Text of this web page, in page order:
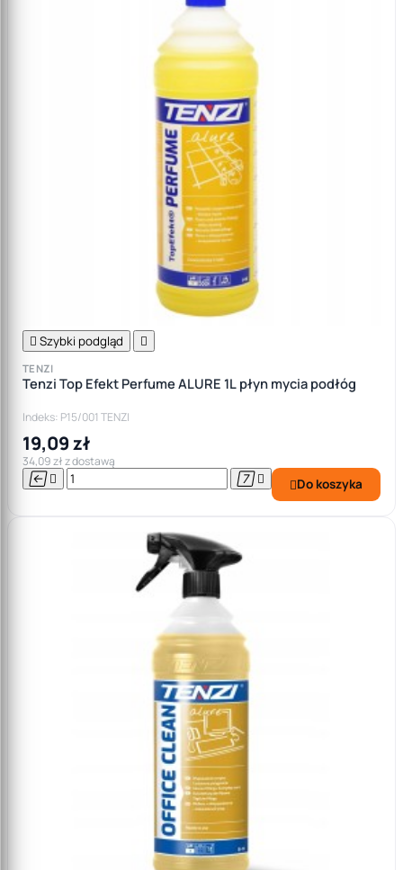
 Szybki podgląd 
TENZI
Tenzi Top Efekt Perfume ALURE 1L płyn mycia podłóg
Indeks: P15/001 TENZI
19,09 zł
34,09 zł z dostawą
    Do koszyka